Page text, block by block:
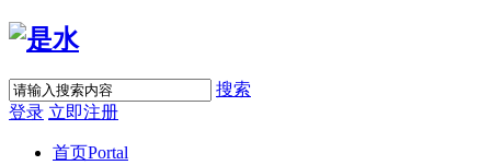
搜索
登录 立即注册
首页Portal